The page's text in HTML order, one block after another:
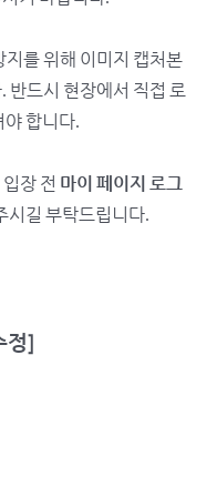
지를 위해 이미지 캡처본
반드시 현장에서 직접 로
합니다.
장 전 마이 페이지 로그
시길 부탁드립니다.
정]